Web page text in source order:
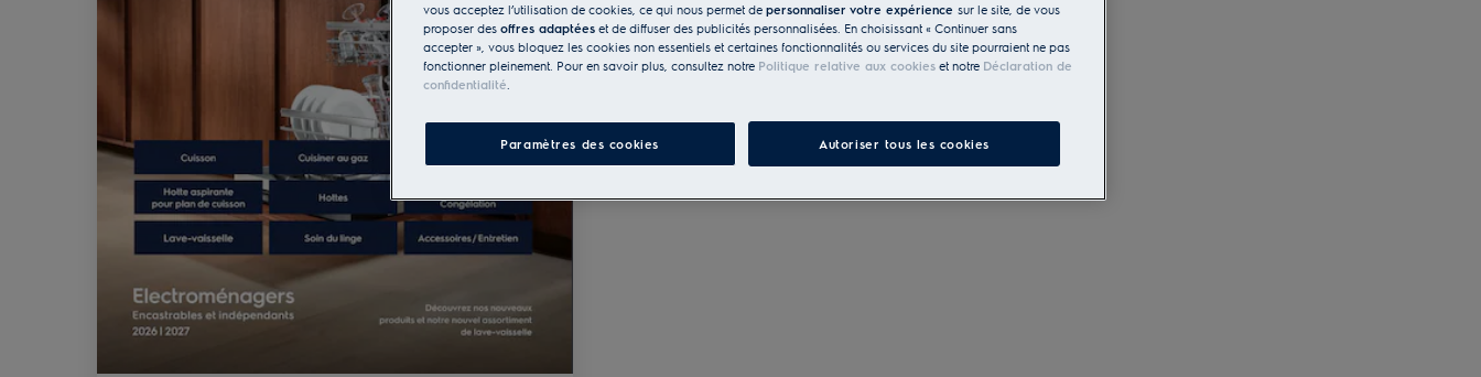
vous acceptez l’utilisation de cookies, ce qui nous permet de personnaliser votre expérience sur le site, de vous
proposer des offres adaptées et de diffuser des publicités personnalisées. En choisissant « Continuer sans
accepter », vous bloquez les cookies non essentiels et certaines fonctionnalités ou services du site pourraient ne pas
fonctionner pleinement. Pour en savoir plus, consultez notre Politique relative aux cookies et notre Déclaration de
confidentialité.
Paramètres des cookies Autoriser tous les cookies